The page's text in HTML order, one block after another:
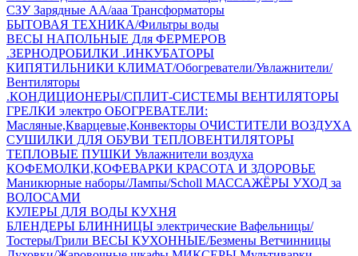
СЗУ Зарядные АА/ааа Трансформаторы
БЫТОВАЯ ТЕХНИКА/Фильтры воды
ВЕСЫ НАПОЛЬНЫЕ Для ФЕРМЕРОВ
.ЗЕРНОДРОБИЛКИ .ИНКУБАТОРЫ
КИПЯТИЛЬНИКИ КЛИМАТ/Обогреватели/Увлажнители/
Вентиляторы
.КОНДИЦИОНЕРЫ/СПЛИТ-СИСТЕМЫ ВЕНТИЛЯТОРЫ
ГРЕЛКИ электро ОБОГРЕВАТЕЛИ:
Масляные,Кварцевые,Конвекторы ОЧИСТИТЕЛИ ВОЗДУХА
СУШИЛКИ ДЛЯ ОБУВИ ТЕПЛОВЕНТИЛЯТОРЫ
ТЕПЛОВЫЕ ПУШКИ Увлажнители воздуха
КОФЕМОЛКИ,КОФЕВАРКИ КРАСОТА И ЗДОРОВЬЕ
Маникюрные наборы/Лампы/Scholl МАССАЖЁРЫ УХОД за
ВОЛОСАМИ
КУЛЕРЫ ДЛЯ ВОДЫ КУХНЯ
БЛЕНДЕРЫ БЛИННИЦЫ электрические Вафельницы/
Тостеры/Грили ВЕСЫ КУХОННЫЕ/Безмены Ветчинницы